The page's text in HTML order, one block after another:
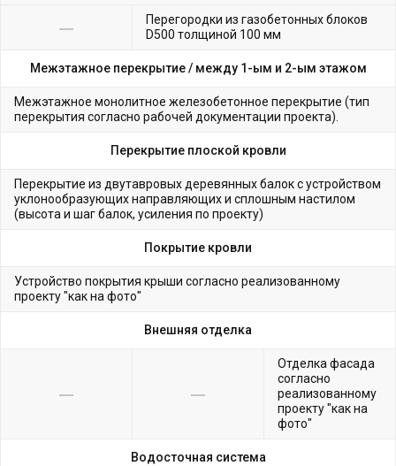
Перегородки из газобетонных блоков
D500 толщиной 100 мм
Межэтажное перекрытие / между 1-ым и 2-ым этажом
Межэтажное монолитное железобетонное перекрытие (тип
перекрытия согласно рабочей документации проекта).
Перекрытие плоской кровли
Перекрытие из двутавровых деревянных балок с устройством
уклонообразующих направляющих и сплошным настилом
(высота и шаг балок, усиления по проекту)
Покрытие кровли
Устройство покрытия крыши согласно реализованному
проекту "как на фото"
Внешняя отделка
Отделка фасада
согласно
реализованному
проекту "как на
фото"
Водосточная система